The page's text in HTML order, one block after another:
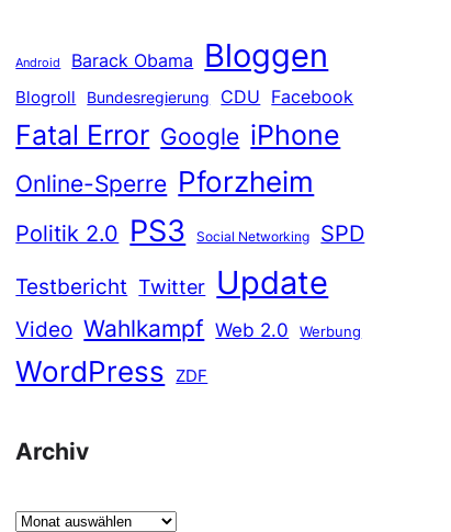
Android Barack Obama Bloggen
Blogroll Bundesregierung CDU Facebook
Fatal Error Google iPhone
Online-Sperre Pforzheim
Politik 2.0 PS3 Social Networking
SPD
Testbericht Twitter Update
Video Wahlkampf Web 2.0 Werbung
WordPress ZDF
Archiv
A